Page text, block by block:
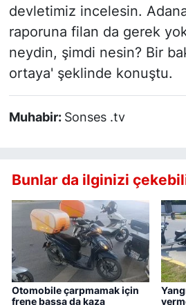
devletimiz incelesin.
raporuna filan da gerek
neydin, şimdi nesin? Bir
ortaya' şeklinde konuştu.
Muhabir: Sonses .tv
Bunlar da ilginizi
Otomobile çarpmamak için
frene bassa da kaza